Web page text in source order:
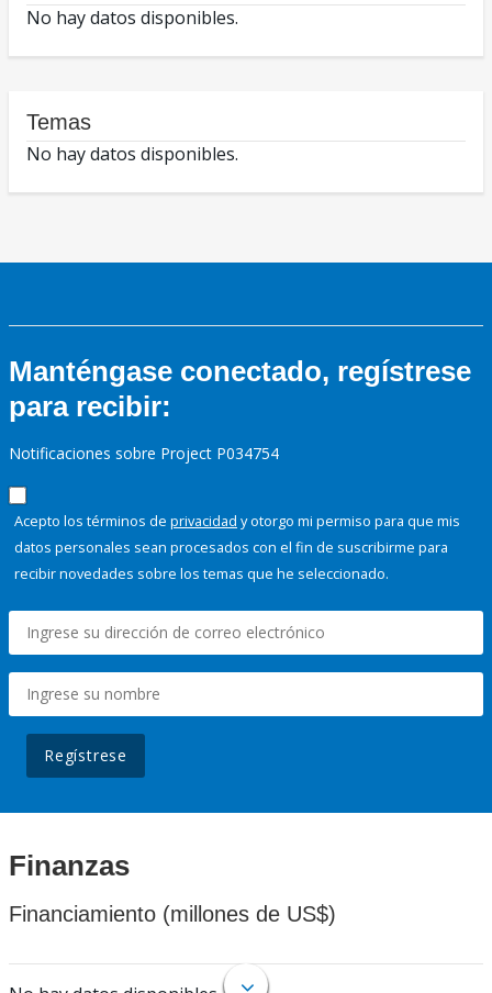
No hay datos disponibles.
Temas
No hay datos disponibles.
Manténgase conectado, regístrese
para recibir:
Notificaciones sobre Project P034754
Acepto los términos de privacidad y otorgo mi permiso para que mis
datos personales sean procesados con el fin de suscribirme para
recibir novedades sobre los temas que he seleccionado.
Regístrese
Finanzas
Financiamiento (millones de US$)